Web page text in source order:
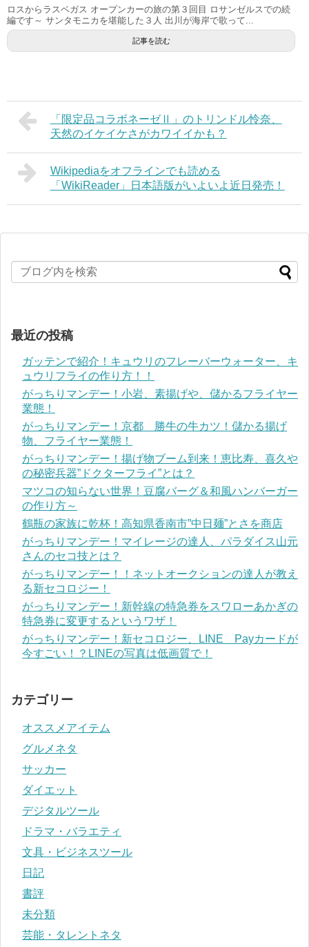
ロスからラスベガス オープンカーの旅の第３回目 ロサンゼルスでの続
編です～ サンタモニカを堪能した３人 出川が海岸で歌って...
記事を読む
「限定品コラボネーゼⅡ」のトリンドル怜奈、
天然のイケイケさがカワイイかも？
Wikipediaをオフラインでも読める
「WikiReader」日本語版がいよいよ近日発売！
最近の投稿
ガッテンで紹介！キュウリのフレーバーウォーター、キ
ュウリフライの作り方！！
がっちりマンデー！小岩、素揚げや、儲かるフライヤー
業態！
がっちりマンデー！京都 勝牛の牛カツ！儲かる揚げ
物、フライヤー業態！
がっちりマンデー！揚げ物ブーム到来！恵比寿、喜久や
の秘密兵器”ドクターフライ”とは？
マツコの知らない世界！豆腐バーグ＆和風ハンバーガー
の作り方～
鶴瓶の家族に乾杯！高知県香南市”中日麺”とさを商店
がっちりマンデー！マイレージの達人、パラダイス山元
さんのセコ技とは？
がっちりマンデー！！ネットオークションの達人が教え
る新セコロジー！
がっちりマンデー！新幹線の特急券をスワローあかぎの
特急券に変更するというワザ！
がっちりマンデー！新セコロジー、LINE Payカードが
今すごい！？LINEの写真は低画質で！
カテゴリー
オススメアイテム
グルメネタ
サッカー
ダイエット
デジタルツール
ドラマ・バラエティ
文具・ビジネスツール
日記
書評
未分類
芸能・タレントネタ